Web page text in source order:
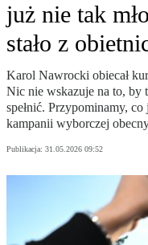
już nie tak
stało z
Karol Nawrocki obiecał
Nic nie wskazuje na to, by
spełnić. Przypominamy, co
kampanii wyborczej
Publikacja: 31.05.2026 09:52